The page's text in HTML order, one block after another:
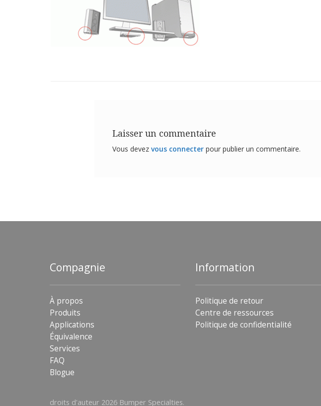
Laisser un commentaire
Vous devezvous connecter pour publier un commentaire.
Compagnie
À propos
Produits
Applications
Équivalence
Services
FAQ
Blogue
Information
Politique de retour
Centre de ressources
Politique de confidentialité
droits d'auteur 2026 Bumper Specialties.